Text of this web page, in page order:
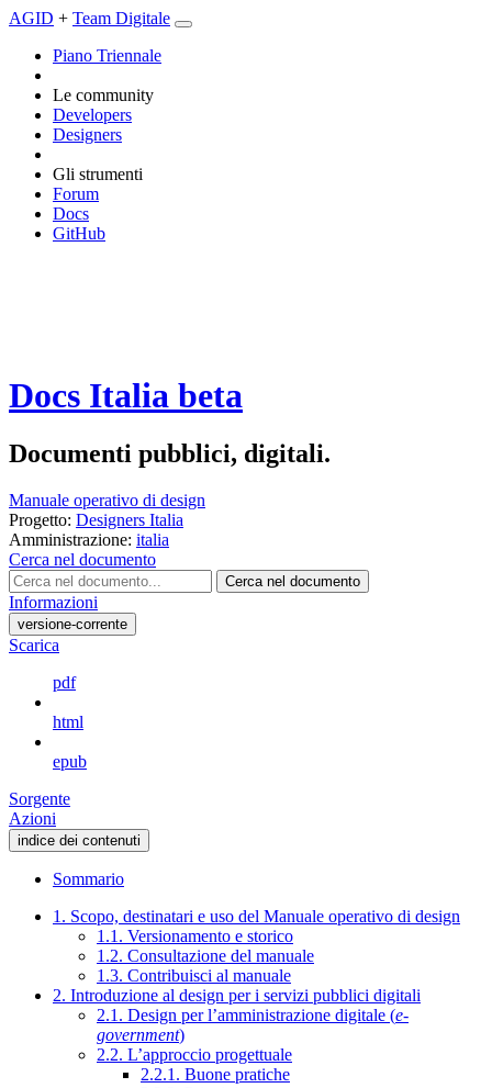
AGID + Team Digitale
Piano Triennale
Le community
Developers
Designers
Gli strumenti
Forum
Docs
GitHub
Docs Italia beta
Documenti pubblici, digitali.
Manuale operativo di design
Progetto: Designers Italia
Amministrazione: italia
Cerca nel documento
Cerca nel documento
Informazioni
versione-corrente
Scarica
pdf
html
epub
Sorgente
Azioni
indice dei contenuti
Sommario
1. Scopo, destinatari e uso del Manuale operativo di design
1.1. Versionamento e storico
1.2. Consultazione del manuale
1.3. Contribuisci al manuale
2. Introduzione al design per i servizi pubblici digitali
2.1. Design per l’amministrazione digitale (e-
government)
2.2. L’approccio progettuale
2.2.1. Buone pratiche